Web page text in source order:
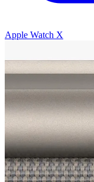
Apple Watch X